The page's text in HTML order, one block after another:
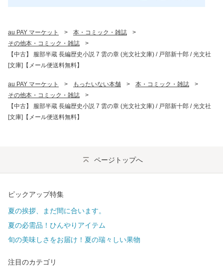
au PAY マーケット > 本・コミック・雑誌
>
その他本・コミック・雑誌
>
【中古】 服部半蔵 長編歴史小説 7 雲の章 (光文社文庫) / 戸部新十郎 / 光文社
[文庫]【メール便送料無料】
au PAY マーケット > もったいない本舗 > 本・コミック・雑誌
>
その他本・コミック・雑誌
>
【中古】 服部半蔵 長編歴史小説 7 雲の章 (光文社文庫) / 戸部新十郎 / 光文社
[文庫]【メール便送料無料】
ページトップへ
ピックアップ特集
夏の挨拶、まだ間に合います。
夏の必需品！ひんやりアイテム
旬の美味しさをお届け！夏の瑞々しい果物
注目のカテゴリ